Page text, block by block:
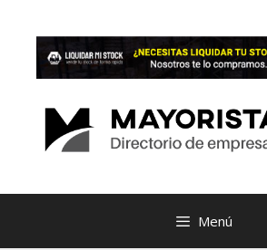
contenido
Menú